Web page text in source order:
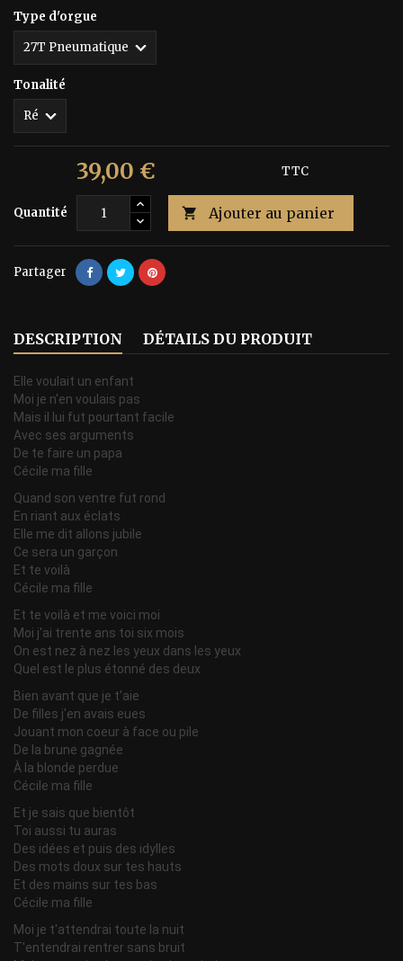
Type d'orgue
Tonalité
39,00 € TTC
Quantité  Ajouter au panier
Partager
DESCRIPTION DÉTAILS DU PRODUIT
Elle voulait un enfant
Moi je n'en voulais pas
Mais il lui fut pourtant facile
Avec ses arguments
De te faire un papa
Cécile ma fille
Quand son ventre fut rond
En riant aux éclats
Elle me dit allons jubile
Ce sera un garçon
Et te voilà
Cécile ma fille
Et te voilà et me voici moi
Moi j'ai trente ans toi six mois
On est nez à nez les yeux dans les yeux
Quel est le plus étonné des deux
Bien avant que je t'aie
De filles j'en avais eues
Jouant mon coeur à face ou pile
De la brune gagnée
À la blonde perdue
Cécile ma fille
Et je sais que bientôt
Toi aussi tu auras
Des idées et puis des idylles
Des mots doux sur tes hauts
Et des mains sur tes bas
Cécile ma fille
Moi je t'attendrai toute la nuit
T'entendrai rentrer sans bruit